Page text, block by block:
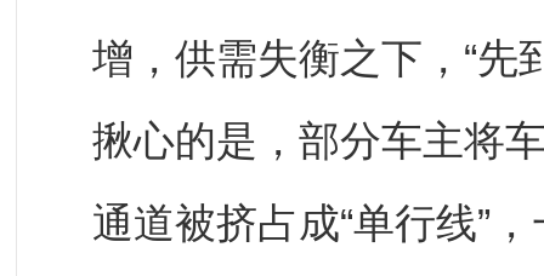
增，供需失衡之下，“先
揪心的是，部分车主将
通道被挤占成“单行线”